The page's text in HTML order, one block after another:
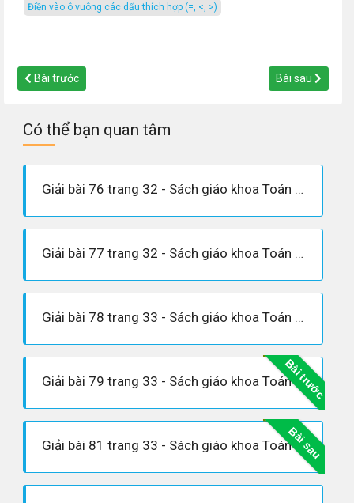
Điền vào ô vuông các dấu thích hợp (=, <, >)
Bài trước Bài sau
Có thể bạn quan tâm
Giải bài 76 trang 32 - Sách giáo khoa Toán 6 tập 1
Giải bài 77 trang 32 - Sách giáo khoa Toán 6 tập 1
Giải bài 78 trang 33 - Sách giáo khoa Toán 6 tập 1
Bài trước
Giải bài 79 trang 33 - Sách giáo khoa Toán 6 tập 1
Bài sau
Giải bài 81 trang 33 - Sách giáo khoa Toán 6 tập 1